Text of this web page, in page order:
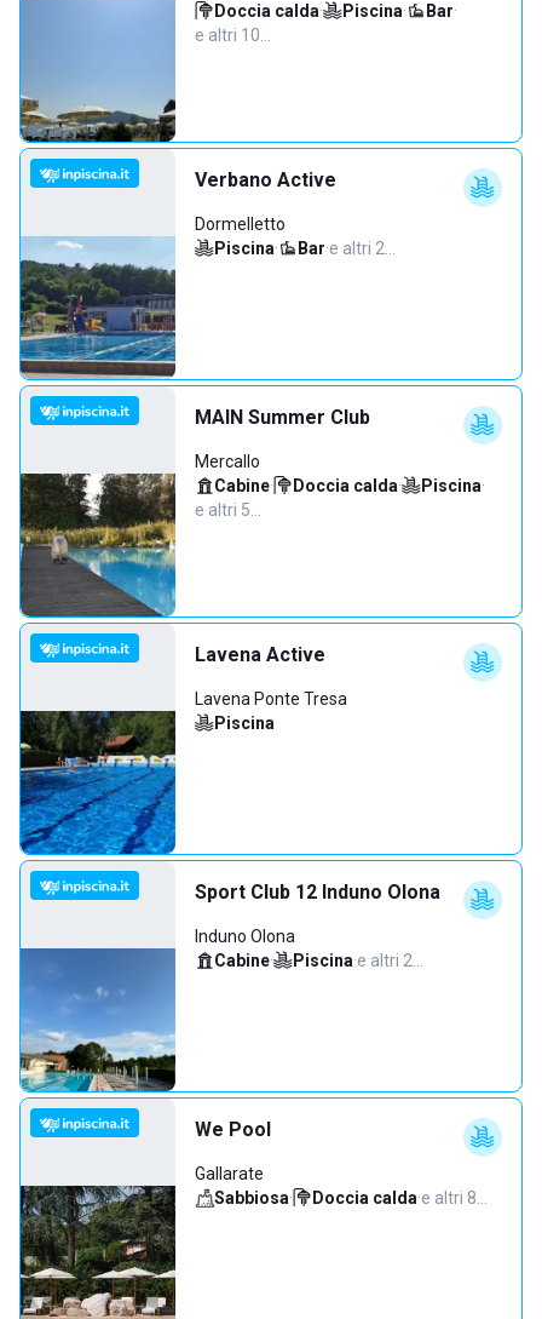
Doccia calda· Piscina· Bar·
e altri 10…
Verbano Active
Dormelletto
Piscina· Bar·e altri 2…
MAIN Summer Club
Mercallo
Cabine· Doccia calda· Piscina·
e altri 5…
Lavena Active
Lavena Ponte Tresa
Piscina
Sport Club 12 Induno Olona
Induno Olona
Cabine· Piscina·e altri 2…
We Pool
Gallarate
Sabbiosa· Doccia calda·e altri 8…